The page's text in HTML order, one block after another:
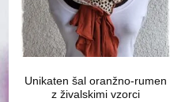
Unikaten šal oranžno-rumen
z živalskimi vzorci